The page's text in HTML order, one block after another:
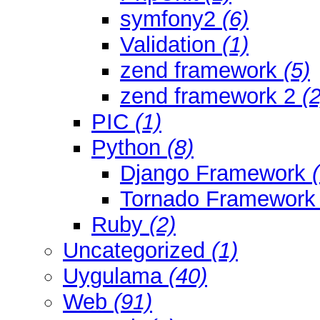
symfony2 (6)
Validation (1)
zend framework (5)
zend framework 2
PIC (1)
Python (8)
Django Framework
Tornado
Ruby (2)
Uncategorized (1)
Uygulama (40)
Web (91)